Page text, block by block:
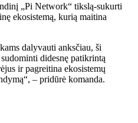
„Pi Network“ tikslą-sukurti
ekosistemą, kurią maitina
dalyvauti anksčiau, ši
didesnę patikrintą
ir pagreitina ekosistemų
– pridūrė komanda.